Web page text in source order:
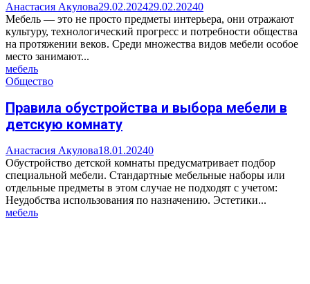
Анастасия Акулова29.02.202429.02.20240
Мебель — это не просто предметы интерьера, они отражают
культуру, технологический прогресс и потребности общества
на протяжении веков. Среди множества видов мебели особое
место занимают...
мебель
Общество
Правила обустройства и выбора мебели в
детскую комнату
Анастасия Акулова18.01.20240
Обустройство детской комнаты предусматривает подбор
специальной мебели. Стандартные мебельные наборы или
отдельные предметы в этом случае не подходят с учетом:
Неудобства использования по назначению. Эстетики...
мебель